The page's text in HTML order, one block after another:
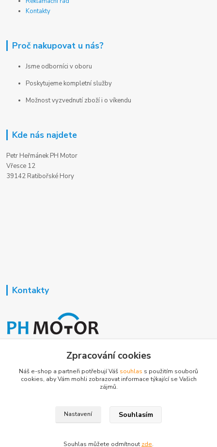
Kontakty
Proč nakupovat u nás?
Jsme odborníci v oboru
Poskytujeme kompletní služby
Možnost vyzvednutí zboží i o víkendu
Kde nás najdete
Petr Heřmánek PH Motor
Vřesce 12
39142 Ratibořské Hory
Kontakty
+420 723 362 738
Zpracování cookies
Náš e-shop a partneři potřebují Váš souhlas s použitím souborů
cookies, aby Vám mohli zobrazovat informace týkající se Vašich
zájmů.
Nastavení Souhlasím
Souhlas můžete odmítnout zde.